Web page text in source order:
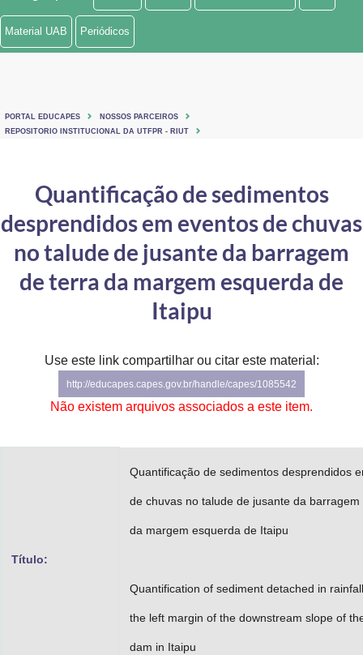
Ministério de Minas e Energia
Ministério do Turismo
Controladoria-Geral da União
Ministério da Mulher, da Família e dos Direitos Humanos
Secretaria-Geral
Advocacia-Geral da União
Banco Central do Brasil
Planalto
Material UAB Periódicos
PORTAL EDUCAPES
NOSSOS PARCEIROS
REPOSITORIO INSTITUCIONAL DA UTFPR - RIUT
Quantificação de sedimentos
desprendidos em eventos de chuvas
no talude de jusante da barragem
de terra da margem esquerda de
Itaipu
Use este link compartilhar ou citar este material:
http://educapes.capes.gov.br/handle/capes/1085542
Não existem arquivos associados a este item.
Título:
Quantificação de sedimentos desprendidos
de chuvas no talude de jusante da
da margem esquerda de Itaipu
Quantification of sediment detached in
the left margin of the downstream slope of
dam in Itaipu